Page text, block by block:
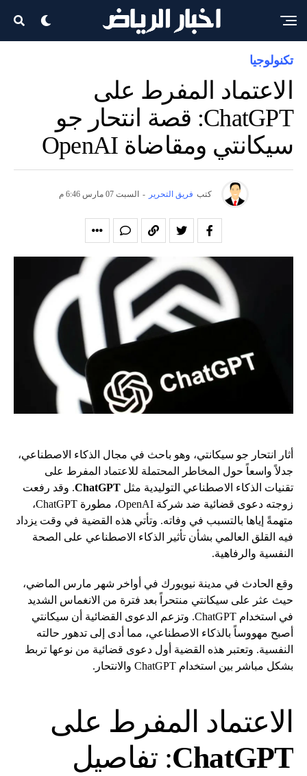
تكنولوجيا
الاعتماد المفرط على
ChatGPT: قصة انتحار جو
سيكانتي ومقاضاة OpenAI
كتب فريق التحرير - السبت 07 مارس 6:46 م
أثار انتحار جو سيكانتي، وهو باحث في مجال الذكاء الاصطناعي،
جدلاً واسعاً حول المخاطر المحتملة للاعتماد المفرط على
تقنيات الذكاء الاصطناعي التوليدية مثل ChatGPT. وقد رفعت
زوجته دعوى قضائية ضد شركة OpenAI، مطورة ChatGPT،
متهمةً إياها بالتسبب في وفاته. وتأتي هذه القضية في وقت يزداد
فيه القلق العالمي بشأن تأثير الذكاء الاصطناعي على الصحة
النفسية والرفاهية.
وقع الحادث في مدينة نيويورك في أواخر شهر مارس الماضي،
حيث عثر على سيكانتي منتحراً بعد فترة من الانغماس الشديد
في استخدام ChatGPT. وتزعم الدعوى القضائية أن سيكانتي
أصبح مهووساً بالذكاء الاصطناعي، مما أدى إلى تدهور حالته
النفسية. وتعتبر هذه القضية أول دعوى قضائية من نوعها تربط
بشكل مباشر بين استخدام ChatGPT والانتحار.
الاعتماد المفرط على
ChatGPT: تفاصيل